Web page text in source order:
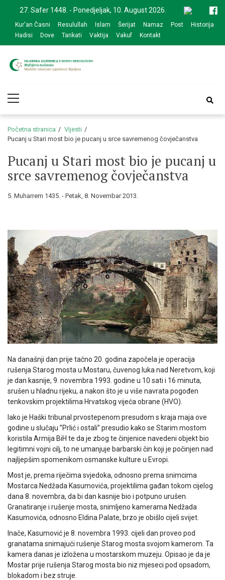
navigation
content
27. Safer 1448. - Ponedjeljak, 10. August 2026.
Kur'an Časni Resulullah Islam Šerijat Namaz Post
Historija
Hadisi
Dove Tarikati Vaktija Vakuf Kontakt
zajednice Bijeljina
Menu
Početna stranica
Vijesti
Pucanj u Stari most bio je pucanj u srce savremenog čovječanstva
Pucanj u Stari most bio je pucanj u
srce savremenog čovječanstva
5. Muharrem 1435. - Petak, 8. Novembar 2013.
Na današnji dan prije tačno 20. godina započela je operacija
rušenja Starog mosta u Mostaru, čuvenog luka nad Neretvom, koji
je dan kasnije, 9. novembra 1993. godine u 10 sati i 16 minuta,
srušen u hladnu rijeku, a nakon što je u više navrata pogođen
tenkovskim projektilima Hrvatskog vijeća obrane (HVO).
Iako je Haški tribunal prvostepenom presudom s kraja maja ove
godine u slučaju ”Prlić i ostali” presudio kako se Starim mostom
koristila Armija BiH te da je zbog te činjenice navedeni objekt bio
legitimni vojni cilj, to ne umanjuje barbarski čin koji je počinjen nad
najljepšim spomenikom osmanske kulture u Evropi.
Most je, prema riječima svjedoka, odnosno prema snimcima
Mostarca Nedžada Kasumovića, projektilima gađan tokom cijelog
dana 8. novembra, da bi dan kasnije bio i potpuno urušen.
Granatiranje i rušenje mosta, snimljeno kamerama Nedžada
Kasumovića, odnosno Eldina Palate, brzo je obišlo cijeli svijet.
Inače, Kasumović je 8. novembra 1993. cijeli dan proveo pod
granatama snimajući rušenje Starog mosta svojom kamerom. Ta
kamera danas je izložena u mostarskom muzeju. Opisao je da je
Mostar prije rušenja Starog mosta bio niz mjeseci pod opsadom,
blokadom i bez struje.